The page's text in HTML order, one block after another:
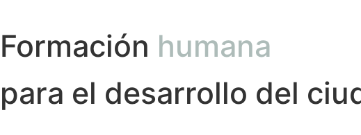
Formación humana
para el desarrollo del